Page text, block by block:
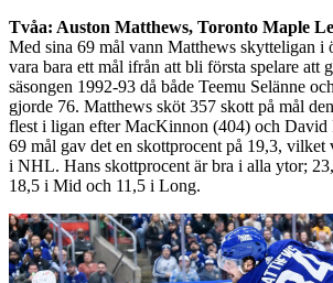
Tvåa: Auston Matthews, Toronto Maple
Med sina 69 mål vann Matthews skytteligan i
vara bara ett mål ifrån att bli första spelare att
säsongen 1992-93 då både Teemu Selänne
gjorde 76. Matthews sköt 357 skott på mål
flest i ligan efter MacKinnon (404) och David
69 mål gav det en skottprocent på 19,3, vilket
i NHL. Hans skottprocent är bra i alla ytor;
18,5 i Mid och 11,5 i Long.